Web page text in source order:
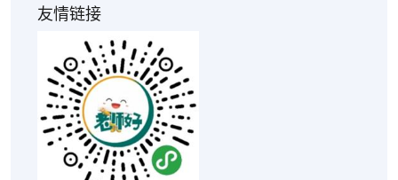
友情链接